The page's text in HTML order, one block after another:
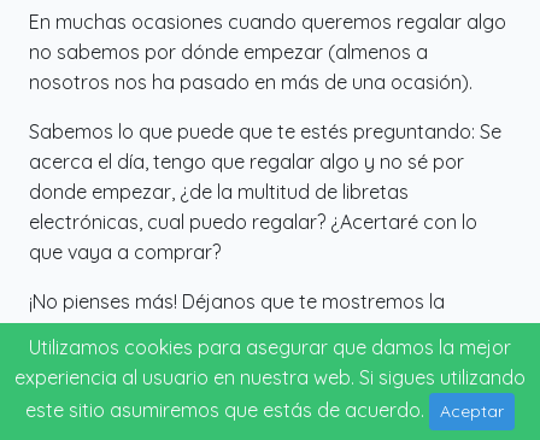
En muchas ocasiones cuando queremos regalar algo
no sabemos por dónde empezar (almenos a
nosotros nos ha pasado en más de una ocasión).
Sabemos lo que puede que te estés preguntando: Se
acerca el día, tengo que regalar algo y no sé por
donde empezar, ¿de la multitud de libretas
electrónicas, cual puedo regalar? ¿Acertaré con lo
que vaya a comprar?
¡No pienses más! Déjanos que te mostremos la
sugerencia que más se adapta a tus necesidades y
olvídate del resto.
Utilizamos cookies para asegurar que damos la mejor
experiencia al usuario en nuestra web. Si sigues utilizando
este sitio asumiremos que estás de acuerdo.
Aceptar